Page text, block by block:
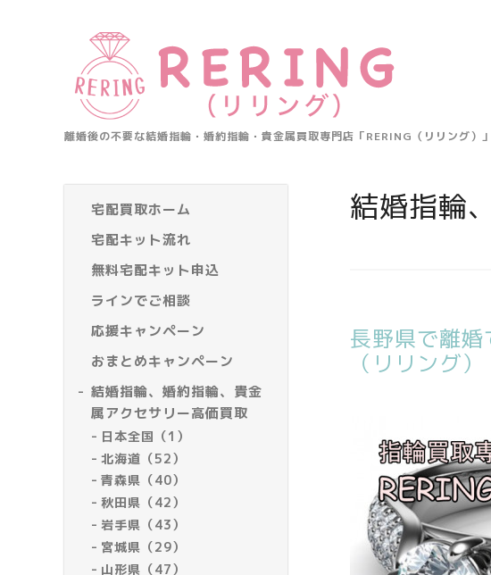
離婚後の不要な結婚指輪・婚約指輪・貴金属買取専門店「RERING（リリング）
宅配買取ホーム
宅配キット流れ
無料宅配キット申込
ラインでご相談
応援キャンペーン
おまとめキャンペーン
結婚指輪、婚約指輪、貴金
属アクセサリー高価買取
日本全国（1）
北海道（52）
青森県（40）
秋田県（42）
岩手県（43）
宮城県（29）
山形県（47）
結婚指輪
長野県で離
（リリング）